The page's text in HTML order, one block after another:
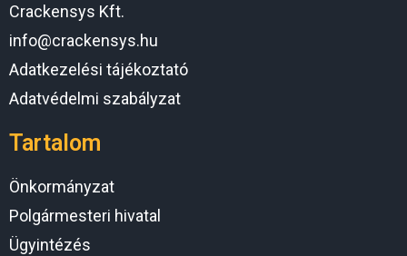
Crackensys Kft.
info@crackensys.hu
Adatkezelési tájékoztató
Adatvédelmi szabályzat
Tartalom
Önkormányzat
Polgármesteri hivatal
Ügyintézés